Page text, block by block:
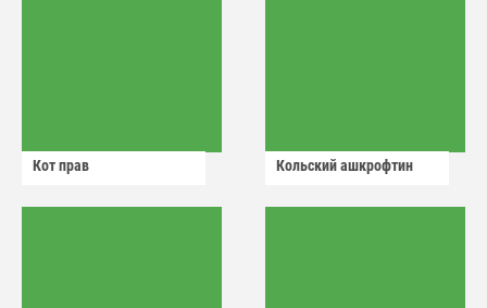
Кот прав Кольский ашкрофтин